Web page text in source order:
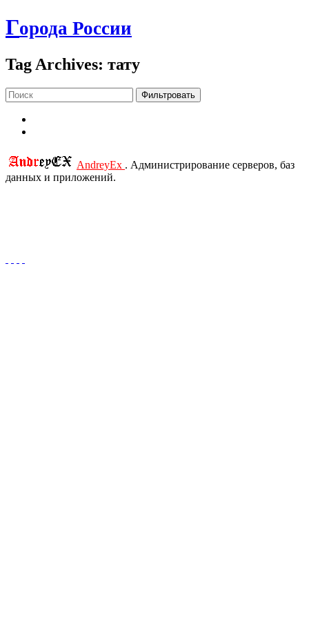
Города России
Tag Archives: тату
Фильтровать
AndreyEx . Администрирование серверов, баз
данных и приложений.